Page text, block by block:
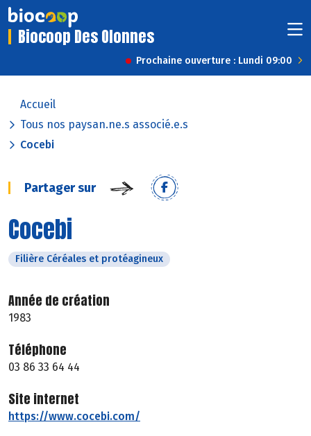
Biocoop Des Olonnes
Prochaine ouverture : Lundi 09:00
Accueil
Tous nos paysan.ne.s associé.e.s
Cocebi
Partager sur
Cocebi
Filière Céréales et protéagineux
Année de création
1983
Téléphone
03 86 33 64 44
Site internet
https://www.cocebi.com/